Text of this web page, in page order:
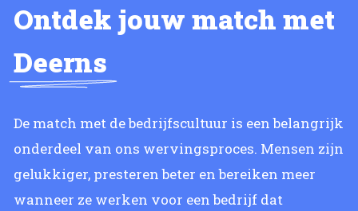
Ontdek jouw match met
Deerns
De match met de bedrijfscultuur is een belangrijk
onderdeel van ons wervingsproces. Mensen zijn
gelukkiger, presteren beter en bereiken meer
wanneer ze werken voor een bedrijf dat